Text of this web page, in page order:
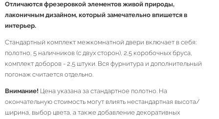
Отличаются фрезеровкой элементов живой природы,
лаконичным дизайном, который замечательно впишется в
интерьер.
Стандартный комплект межкомнатной двери включает в себя:
полотно, 5 наличников (с двух сторон), 2,5 коробочных бруса,
комплект доборов - 2,5 штуки. Вся фурнитура и дополнительный
погонаж считается отдельно.
Внимание! Цена указана за стандартное полотно. На
окончательную стоимость могут влиять нестандартная высота/
ширина, выбор цвета, а также добавление декоративных